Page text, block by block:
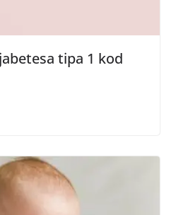
tipa 1 kod